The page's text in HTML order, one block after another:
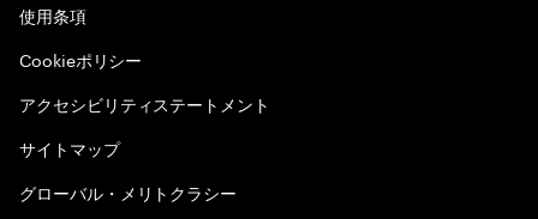
使用条項
Cookieポリシー
アクセシビリティステートメント
サイトマップ
グローバル・メリトクラシー